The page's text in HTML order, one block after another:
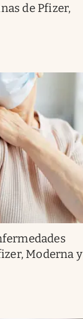
de Pfizer,
Moderna y